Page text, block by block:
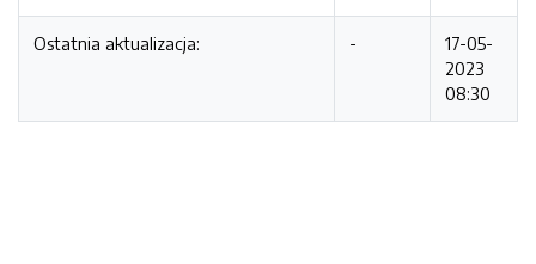
Ostatnia aktualizacja: -
17-05-
2023
08:30